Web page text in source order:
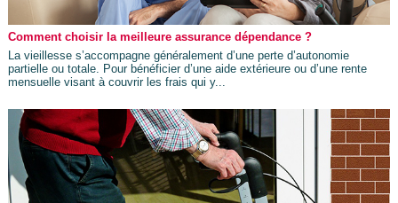
Comment choisir la meilleure assurance dépendance ?
La vieillesse s’accompagne généralement d’une perte d’autonomie
partielle ou totale. Pour bénéficier d’une aide extérieure ou d’une rente
mensuelle visant à couvrir les frais qui y...